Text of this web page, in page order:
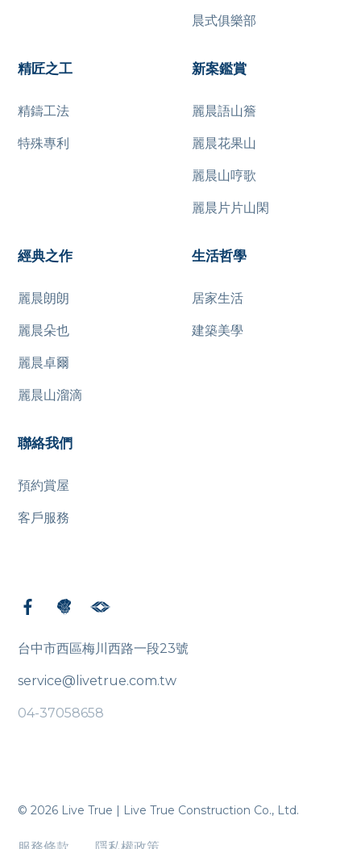
晨式俱樂部
精匠之工
精鑄工法
特殊專利
新案鑑賞
麗晨語山簷
麗晨花果山
麗晨山哼歌
麗晨片片山閑
經典之作
麗晨朗朗
麗晨朵也
麗晨卓爾
麗晨山溜滴
生活哲學
居家生活
建築美學
聯絡我們
預約賞屋
客戶服務
台中市西區梅川西路一段23號
service@livetrue.com.tw
04-37058658
© 2026 Live True | Live True Construction Co., Ltd.